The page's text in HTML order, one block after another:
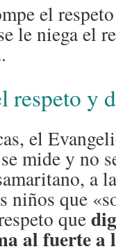
el
le niega el
respeto y
el
mide y no
a
niños que
que
al fuerte a